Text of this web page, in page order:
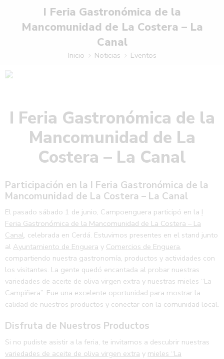
I Feria Gastronómica de la
Mancomunidad de La Costera – La
Canal
Inicio Noticias Eventos
I Feria Gastronómica de la
Mancomunidad de La
Costera – La Canal
Participación en la I Feria Gastronómica de la
Mancomunidad de La Costera – La Canal
El pasado sábado 1 de junio, Campoenguera participó en la I
Feria Gastronómica de la Mancomunidad de La Costera – La
Canal, celebrada en Cerdá. Estuvimos presentes en el stand junto
al Ayuntamiento de Enguera y Comercios de Enguera,
compartiendo nuestra gastronomía, productos y actividades con
los visitantes. La gente quedó encantada al probar nuestras
variedades de aceite de oliva virgen extra y nuestras mieles “La
Campiñera”. Fue una excelente oportunidad para mostrar la
calidad de nuestros productos y conectar con la comunidad local.
Disfruta de Nuestros Productos
Si no pudiste asistir a la feria, te invitamos a descubrir nuestras
variedades de aceite de oliva virgen extra y mieles “La